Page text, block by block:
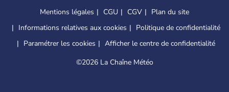
Mentions légales CGU CGV
Plan du site
Informations relatives aux cookies
Politique de confidentialité
Paramétrer les cookies
Afficher le centre de confidentialité
©2026 La Chaîne Météo